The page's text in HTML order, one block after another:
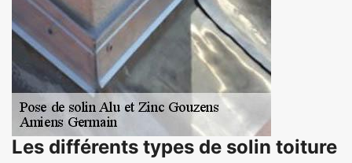
Les différents types de solin toiture